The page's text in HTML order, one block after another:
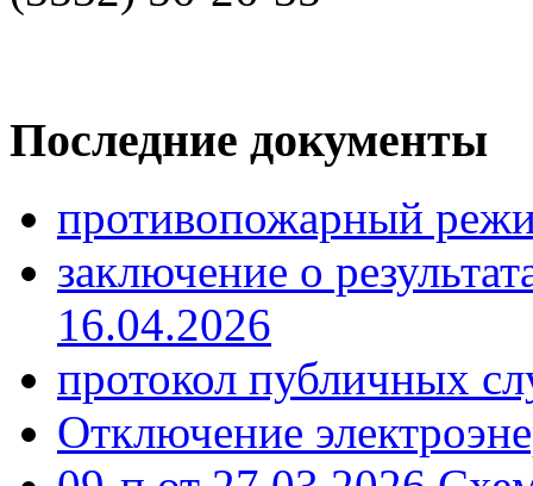
Последние документы
противопожарный
заключение о
16.04.2026
протокол публичных
Отключение